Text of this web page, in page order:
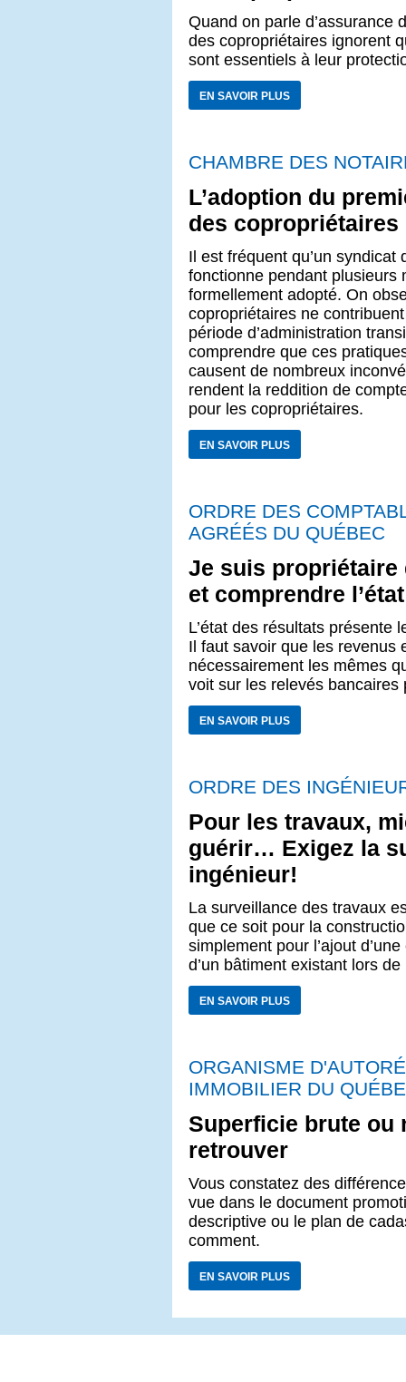
Quand on parle d’assurance
des copropriétaires ignorent
sont essentiels à leur
EN SAVOIR PLUS
CHAMBRE DES
L’adoption du
des copropriétaires
Il est fréquent qu’un
fonctionne pendant plusieurs
formellement adopté. On
copropriétaires ne
période d’administration
comprendre que ces
causent de nombreux
rendent la reddition de
pour les copropriétaires.
EN SAVOIR PLUS
ORDRE DES
AGRÉÉS DU QUÉBEC
Je suis propriétaire
et comprendre
L’état des résultats présente
Il faut savoir que les revenus
nécessairement les mêmes
voit sur les relevés bancaires
EN SAVOIR PLUS
ORDRE DES
Pour les travaux,
guérir… Exigez la
ingénieur!
La surveillance des travaux
que ce soit pour la
simplement pour l’ajout
d’un bâtiment existant lors
EN SAVOIR PLUS
ORGANISME
IMMOBILIER DU
Superficie brute ou
retrouver
Vous constatez des
vue dans le document
descriptive ou le plan de
comment.
EN SAVOIR PLUS